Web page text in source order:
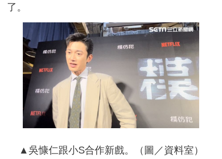
了。
▲吳慷仁跟小S合作新戲。（圖／資料室）